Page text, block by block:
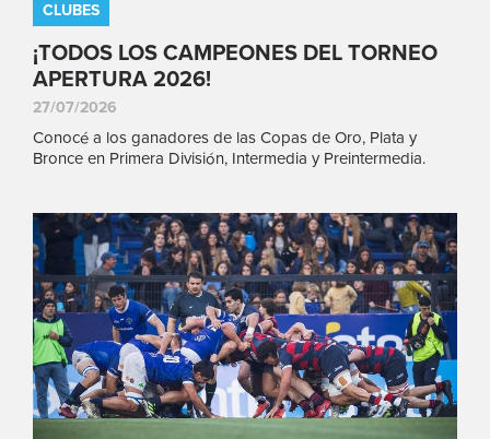
CLUBES
¡TODOS LOS CAMPEONES DEL TORNEO
APERTURA 2026!
27/07/2026
Conocé a los ganadores de las Copas de Oro, Plata y
Bronce en Primera División, Intermedia y Preintermedia.